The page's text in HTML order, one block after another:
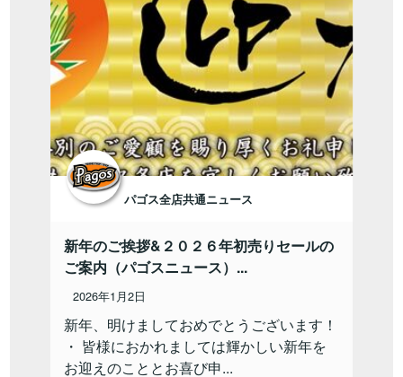
パゴス全店共通ニュース
新年のご挨拶&２０２６年初売りセールの
ご案内（パゴスニュース）...
2026年1月2日
新年、明けましておめでとうございます！
・ 皆様におかれましては輝かしい新年を
お迎えのこととお喜び申...